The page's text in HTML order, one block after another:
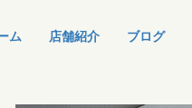
ム 店舗紹介 ブログ